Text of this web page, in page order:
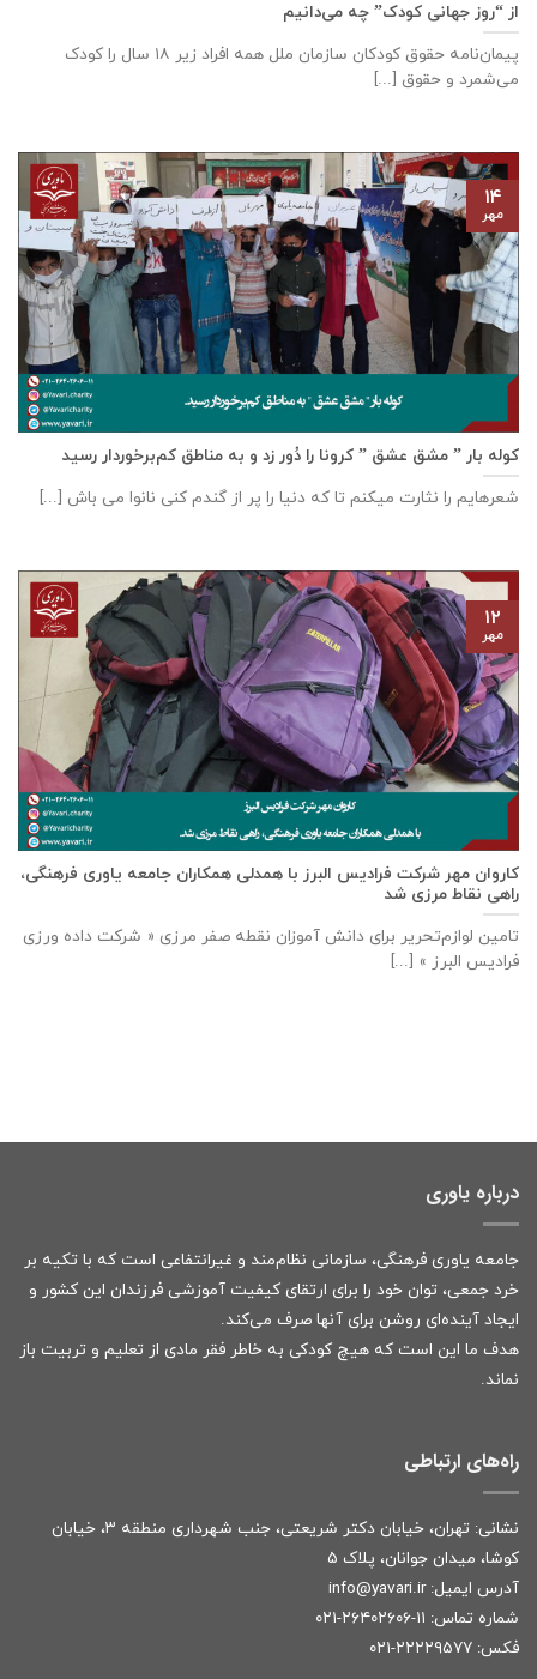
از “روز جهانی کودک” چه می‌دانیم
پیمان‌نامه‌ حقوق کودکان سازمان ملل همه‌ افراد زیر ۱۸ سال را کودک
می‌شمرد و حقوق [...]
کوله بار ” مشق عشق ” کرونا را دُور زد و به مناطق کم‌برخوردار رسید
شعرهایم را نثارت میکنم تا که دنیا را پر از گندم کنی نانوا می باش [...]
۱۴
مهر
كاروان مهر شرکت فرادیس البرز با همدلی همکاران جامعه یاوری فرهنگی،
راهی نقاط مرزی شد
تامين لوازم‌تحرير برای دانش آموزان نقطه صفر مرزی « شرکت داده ورزی
فراديس البرز » [...]
۱۲
مهر
درباره یاوری
جامعه یاوری فرهنگی، سازمانی نظام‌مند و غیرانتفاعی است که با تکیه بر
خرد جمعی، توان خود را برای ارتقای کیفیت آموزشی فرزندان این کشور و
ایجاد آینده‌ای روشن برای آنها صرف می‌کند.
هدف ما این است که هیچ کودکی به خاطر فقر مادی از تعلیم و تربیت باز
نماند.
راه‌های ارتباطی
نشانی: تهران، خیابان دکتر شریعتی، جنب شهرداری منطقه ۳، خیابان
کوشا، میدان جوانان، پلاک ۵
آدرس ایمیل: info@yavari.ir
شماره تماس: ۱۱-۲۶۴۰۲۶۰۶-۰۲۱
فکس: ۲۲۲۲۹۵۷۷-۰۲۱